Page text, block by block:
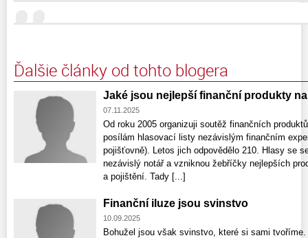
Ďalšie články od tohto blogera
Jaké jsou nejlepší finanční produkty
07.11.2025
Od roku 2005 organizuji soutěž finančních
posílám hlasovací listy nezávislým finančním
pojišťovně). Letos jich odpovědělo 210. Hlasy se
nezávislý notář a vzniknou žebříčky nejlepších
a pojištění. Tady [...]
Finanční iluze jsou svinstvo
10.09.2025
Bohužel jsou však svinstvo, které si sami